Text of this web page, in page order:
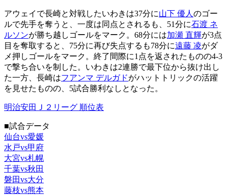
アウェイで長崎と対戦したいわきは37分に山下 優人 のゴー
ルで先手を奪うと、一度は同点とされるも、51分に石渡 ネ
ルソンが勝ち越しゴールをマーク。68分には加瀬 直輝が3点
目を奪取すると、75分に再び失点するも78分に遠藤 凌がダ
メ押しゴールをマーク。終了間際に1点を返されたものの4-3
で撃ち合いを制した。いわきは2連勝で最下位から抜け出し
た一方、長崎はフアンマ デルガドがハットトリックの活躍
を見せたものの、5試合勝利なしとなった。
明治安田Ｊ２リーグ 順位表
■試合データ
仙台vs愛媛
水戸vs甲府
大宮vs札幌
千葉vs秋田
磐田vs大分
藤枝vs熊本